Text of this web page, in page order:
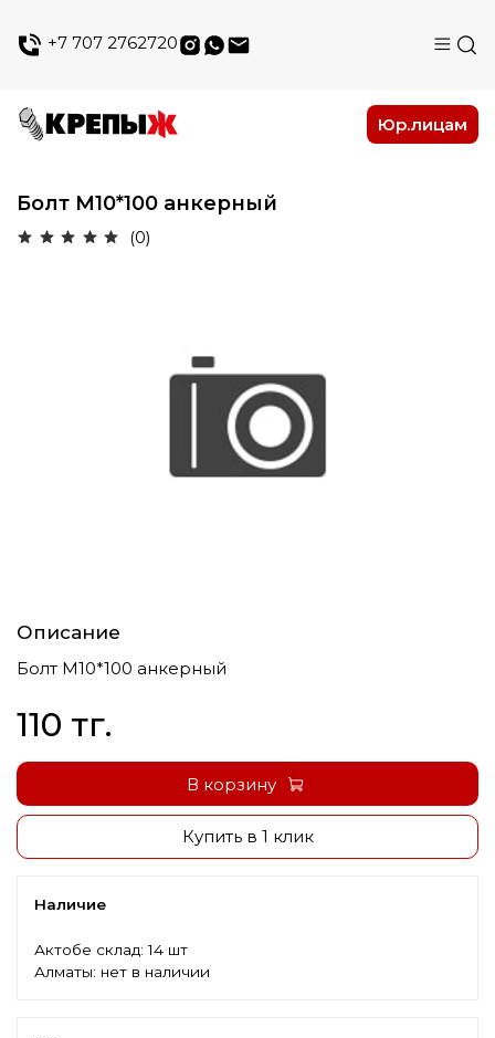
+7 707 2762720
Юр.лицам
Болт М10*100 анкерный
(0)
Описание
Болт М10*100 анкерный
110 тг.
В корзину
Купить в 1 клик
Наличие
Актобе склад:14 шт
Алматы: нет в наличии